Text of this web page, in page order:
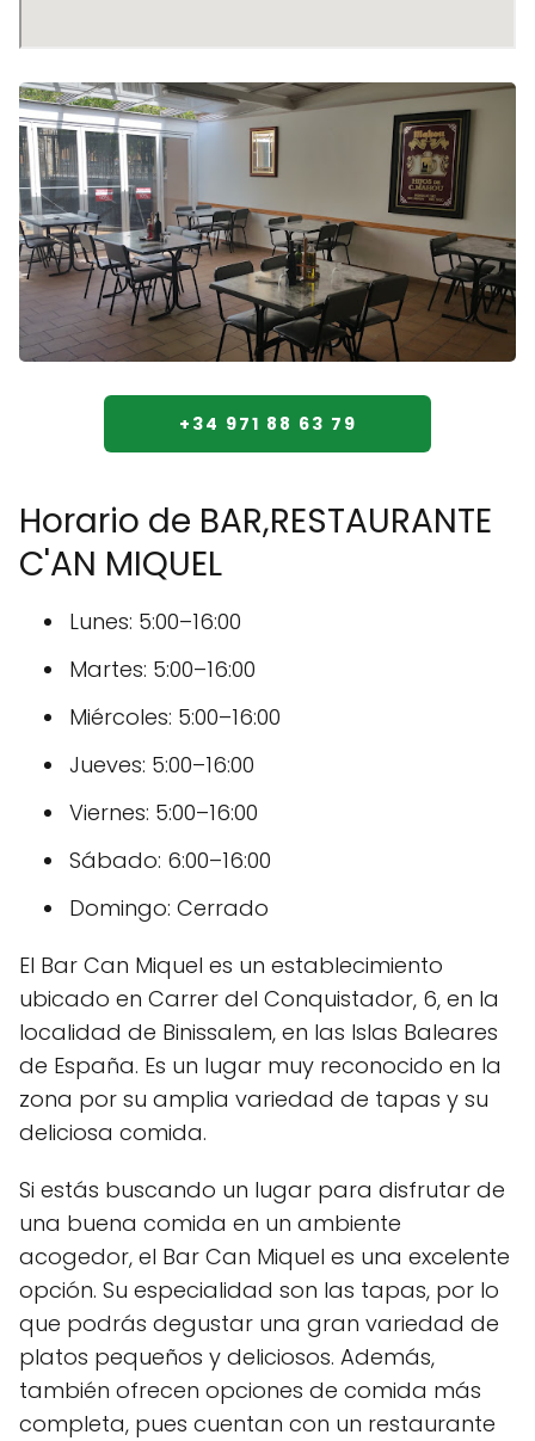
+34 971 88 63 79
Horario de BAR,RESTAURANTE
C'AN MIQUEL
Lunes: 5:00–16:00
Martes: 5:00–16:00
Miércoles: 5:00–16:00
Jueves: 5:00–16:00
Viernes: 5:00–16:00
Sábado: 6:00–16:00
Domingo: Cerrado
El Bar Can Miquel es un establecimiento
ubicado en Carrer del Conquistador, 6, en la
localidad de Binissalem, en las Islas Baleares
de España. Es un lugar muy reconocido en la
zona por su amplia variedad de tapas y su
deliciosa comida.
Si estás buscando un lugar para disfrutar de
una buena comida en un ambiente
acogedor, el Bar Can Miquel es una excelente
opción. Su especialidad son las tapas, por lo
que podrás degustar una gran variedad de
platos pequeños y deliciosos. Además,
también ofrecen opciones de comida más
completa, pues cuentan con un restaurante